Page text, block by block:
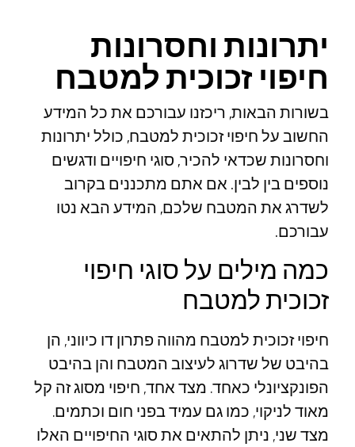
יתרונות וחסרונות
חיפוי זכוכית למטבח
בשורות הבאות, ריכזנו עבורכם את כל המידע
החשוב על חיפוי זכוכית למטבח, כולל יתרונות
וחסרונות שכדאי להכיר, סוגי חיפויים ודגשים
נוספים בין לבין. אם אתם מתכננים בקרוב
לשדרג את המטבח שלכם, המידע הבא נטו
עבורכם.
כמה מילים על סוגי חיפוי
זכוכית למטבח
חיפוי זכוכית למטבח מהווה פתרון דו כיווני, הן
בהיבט של שדרוג לעיצוב המטבח והן בהיבט
הפונקציונלי כאחד. מצד אחד, חיפוי מסוג זה קל
מאוד לניקוי, כמו גם עמיד בפני חום וכתמים.
מצד שני, ניתן להתאים את סוגי החיפויים האלו